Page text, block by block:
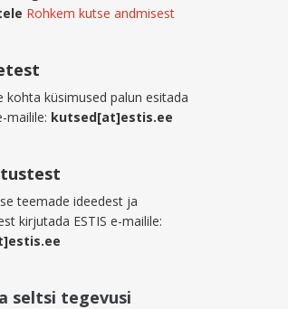
Rohkem kutse andmisest
kohta küsimused palun esitada
mailile: kutsed[at]estis.ee
teemade ideedest ja
kirjutada ESTIS e-mailile:
seltsi tegevusi